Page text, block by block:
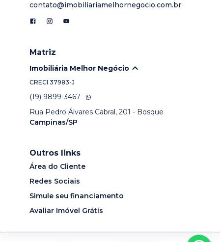
contato@imobiliariamelhornegocio.com.br
Matriz
Imobiliária Melhor Negócio
CRECI 37983-J
(19) 9899-3467
Rua Pedro Álvares Cabral, 201 - Bosque
Campinas/SP
Outros links
Área do Cliente
Redes Sociais
Simule seu financiamento
Avaliar Imóvel Grátis